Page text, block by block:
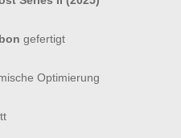
gefertigt
Optimierung